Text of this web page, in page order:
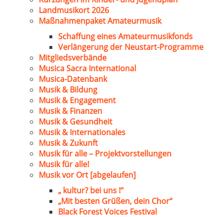
Landmusikort 2026
Maßnahmenpaket Amateurmusik
Schaffung eines Amateurmusikfonds
Verlängerung der Neustart-Programme
Mitgliedsverbände
Musica Sacra International
Musica-Datenbank
Musik & Bildung
Musik & Engagement
Musik & Finanzen
Musik & Gesundheit
Musik & Internationales
Musik & Zukunft
Musik für alle – Projektvorstellungen
Musik für alle!
Musik vor Ort [abgelaufen]
„ kultur? bei uns !“
„Mit besten Grüßen, dein Chor“
Black Forest Voices Festival